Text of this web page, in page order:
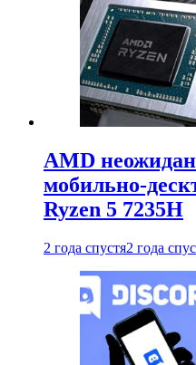
AMD
мобильно-
Ryzen 5 7235H
2 года спустя2 года